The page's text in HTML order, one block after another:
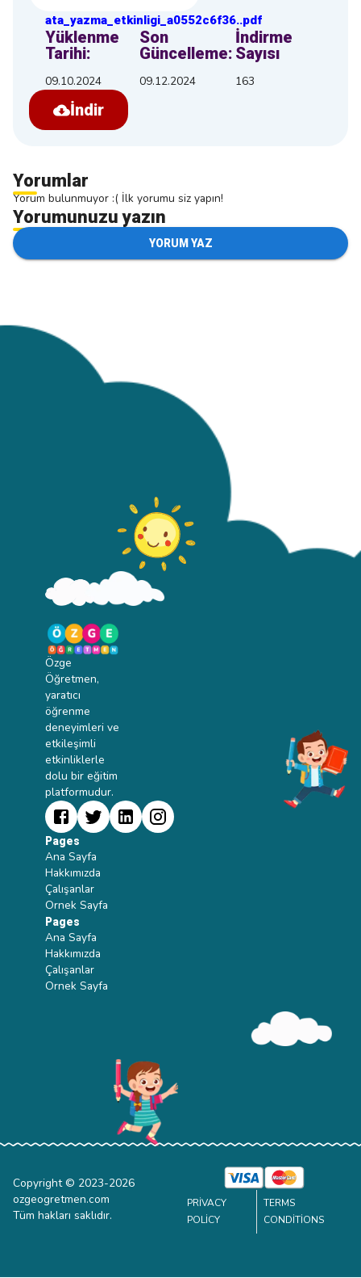
ata_yazma_etkinligi_a0552c6f36..pdf
Yüklenme
Tarihi:
09.10.2024
Son
Güncelleme:
09.12.2024
İndirme
Sayısı
163
İndir
Yorumlar
Yorum bulunmuyor :( İlk yorumu siz yapın!
Yorumunuzu yazın
YORUM YAZ
Özge
Öğretmen,
yaratıcı
öğrenme
deneyimleri ve
etkileşimli
etkinliklerle
dolu bir eğitim
platformudur.
Pages
Ana Sayfa
Hakkımızda
Çalışanlar
Ornek Sayfa
Pages
Ana Sayfa
Hakkımızda
Çalışanlar
Ornek Sayfa
Copyright © 2023-2026
ozgeogretmen.com
Tüm hakları saklıdır.
PRIVACY
POLICY
TERMS
CONDITIONS